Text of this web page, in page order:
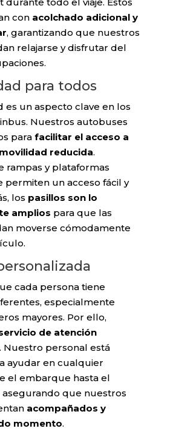
con acolchado adicional y
, garantizando que nuestros
relajarse y disfrutar del
para todos
es un aspecto clave en los
Nuestros autobuses
parafacilitar el acceso a
reducida.
rampas y plataformas
permiten un acceso fácil y
los pasillos son lo
amplios para que las
moverse cómodamente
cada persona tiene
especialmente
mayores. Por ello,
de atención
. Nuestro personal está
ayudar en cualquier
el embarque hasta el
que nuestros
acompañados y
momento.